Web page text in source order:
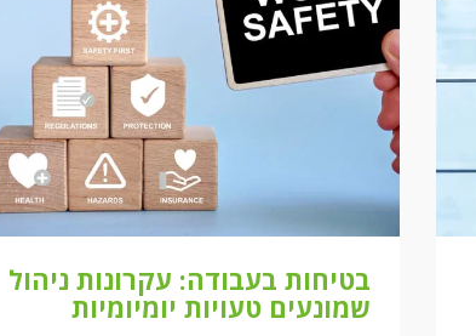
בטיחות בעבודה: עקרונות ניהול
שמונעים טעויות יומיומיות